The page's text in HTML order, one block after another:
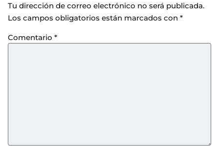
Tu dirección de correo electrónico no será publicada.
Los campos obligatorios están marcados con *
Comentario *